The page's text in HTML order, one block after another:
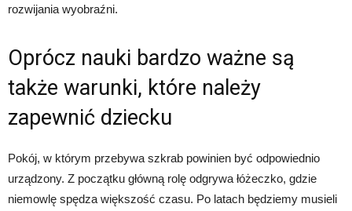
rozwijania wyobraźni.
Oprócz nauki bardzo ważne są
także warunki, które należy
zapewnić dziecku
Pokój, w którym przebywa szkrab powinien być odpowiednio
urządzony. Z początku główną rolę odgrywa łóżeczko, gdzie
niemowlę spędza większość czasu. Po latach będziemy musieli